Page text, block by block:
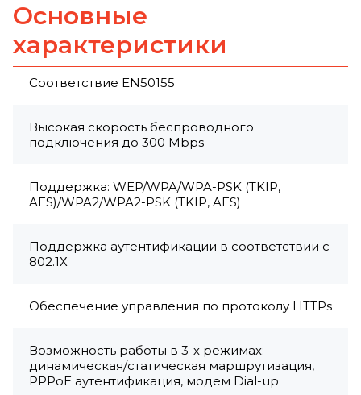
Основные
характеристики
Соответствие EN50155
Высокая скорость беспроводного
подключения до 300 Mbps
Поддержка: WEP/WPA/WPA-PSK (TKIP,
AES)/WPA2/WPA2-PSK (TKIP, AES)
Поддержка аутентификации в соответствии с
802.1Х
Обеспечение управления по протоколу HTTPs
Возможность работы в 3-х режимах:
динамическая/статическая маршрутизация,
PPPoE аутентификация, модем Dial-up